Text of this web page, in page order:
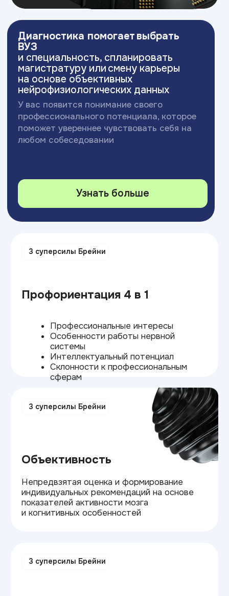
Разработка сайта
Политика конфиденциальности
Сведения об образовательной организации
Московский Международный Университет
Информационных Технологий “Академия
ТОП” ИНН 9715452770